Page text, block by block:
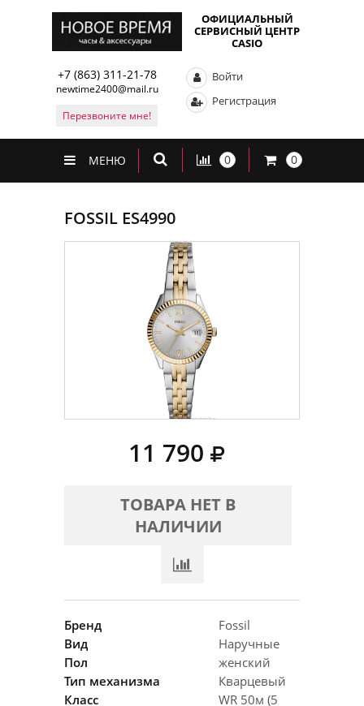
ОФИЦИАЛЬНЫЙ
СЕРВИСНЫЙ ЦЕНТР
CASIO
+7 (863) 311-21-78
newtime2400@mail.ru
Перезвоните мне!
Войти
Регистрация
МЕНЮ 0 0
FOSSIL ES4990
11 790
ТОВАРА НЕТ В
НАЛИЧИИ
Бренд
Fossil
Вид
Наручные
Пол
женский
Тип механизма
Кварцевый
Класс
WR 50м (5